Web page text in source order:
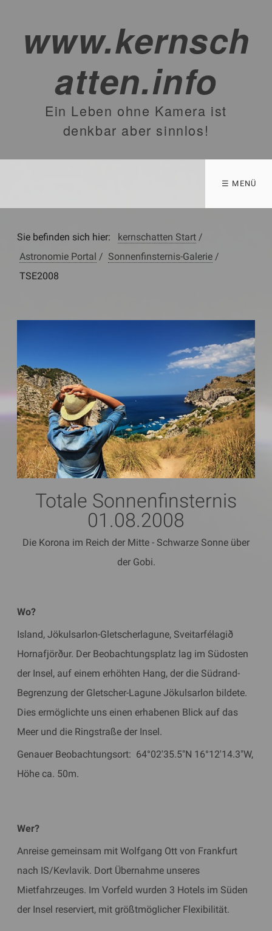
www.kernsch
atten.info
Ein Leben ohne Kamera ist
denkbar aber sinnlos!
☰ MENÜ
Sie befinden sich hier: kernschatten Start /
Astronomie Portal / Sonnenfinsternis-Galerie /
TSE2008
Totale Sonnenfinsternis
01.08.2008
Die Korona im Reich der Mitte - Schwarze Sonne über
der Gobi.
Wo?
Island, Jökulsarlon-Gletscherlagune, Sveitarfélagið
Hornafjörður. Der Beobachtungsplatz lag im Südosten
der Insel, auf einem erhöhten Hang, der die Südrand-
Begrenzung der Gletscher-Lagune Jökulsarlon bildete.
Dies ermöglichte uns einen erhabenen Blick auf das
Meer und die Ringstraße der Insel.
Genauer Beobachtungsort: 64°02'35.5"N 16°12'14.3"W,
Höhe ca. 50m.
Wer?
Anreise gemeinsam mit Wolfgang Ott von Frankfurt
nach IS/Kevlavik. Dort Übernahme unseres
Mietfahrzeuges. Im Vorfeld wurden 3 Hotels im Süden
der Insel reserviert, mit größtmöglicher Flexibilität.